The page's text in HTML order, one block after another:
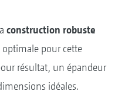
construction robuste
pour cette
résultat, un épandeur
idéales.